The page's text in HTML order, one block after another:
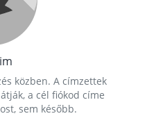
közben. A címzettek
a cél fiókod címe
sem később.